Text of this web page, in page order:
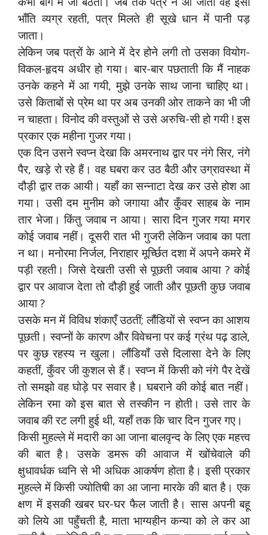
भाँति व्यग्र रहती, पत्र मिलते ही सूखे धान में पानी पड़
जाता।
लेकिन जब पत्रों के आने में देर होने लगी तो उसका वियोग-
विकल-हृदय अधीर हो गया। बार-बार पछताती कि मैं नाहक
उनके कहने में आ गयी, मुझे उनके साथ जाना चाहिए था।
उसे किताबों से प्रेम था पर अब उनकी ओर ताकने का भी जी
न चाहता। विनोद की वस्तुओं से उसे अरुचि-सी हो गयी ! इस
प्रकार एक महीना गुजर गया।
एक दिन उसने स्वप्न देखा कि अमरनाथ द्वार पर नंगे सिर, नंगे
पैर, खड़े रो रहे हैं। वह घबरा कर उठ बैठी और उग्रावस्था में
दौड़ी द्वार तक आयी। यहाँ का सन्नाटा देख कर उसे होश आ
गया। उसी दम मुनीम को जगाया और कुँवर साहब के नाम
तार भेजा। किंतु जवाब न आया। सारा दिन गुजर गया मगर
कोई जवाब नहीं। दूसरी रात भी गुजरी लेकिन जवाब का पता
न था। मनोरमा निर्जल, निराहार मूर्च्छित दशा में अपने कमरे में
पड़ी रहती। जिसे देखती उसी से पूछती जवाब आया ? कोई
द्वार पर आवाज देता तो दौड़ी हुई जाती और पूछती कुछ जवाब
आया ?
उसके मन में विविध शंकाएँ उठतीं; लौंडियों से स्वप्न का आशय
पूछती। स्वप्नों के कारण और विवेचना पर कई ग्रंथ पढ़ डाले,
पर कुछ रहस्य न खुला। लौंडियाँ उसे दिलासा देने के लिए
कहतीं, कुँवर जी कुशल से हैं। स्वप्न में किसी को नंगे पैर देखें
तो समझो वह घोड़े पर सवार है। घबराने की कोई बात नहीं।
लेकिन रमा को इस बात से तस्कीन न होती। उसे तार के
जवाब की रट लगी हुई थी, यहाँ तक कि चार दिन गुजर गए।
किसी मुहल्ले में मदारी का आ जाना बालवृन्द के लिए एक महत्त्व
की बात है। उसके डमरू की आवाज में खोंचेवाले की
क्षुधावर्धक ध्वनि से भी अधिक आकर्षण होता है। इसी प्रकार
मुहल्ले में किसी ज्योतिषी का आ जाना मारके की बात है। एक
क्षण में इसकी खबर घर-घर फैल जाती है। सास अपनी बहू
को लिये आ पहुँचती है, माता भाग्यहीन कन्या को ले कर आ